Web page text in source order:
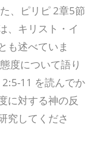
、ピリピ 2章5節
、キリスト・イ
も述べていま
度について語り
11 を読んでか
に対する神の反
究してくださ